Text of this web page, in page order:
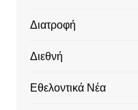
Διατροφή
Διεθνή
Εθελοντικά Νέα